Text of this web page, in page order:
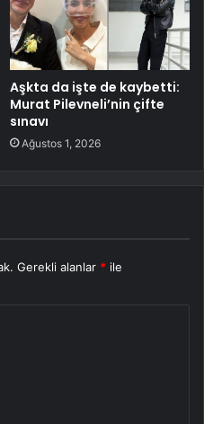
Aşkta da işte de kaybetti:
Murat Pilevneli’nin çifte
sınavı
Ağustos 1, 2026
Gerekli alanlar * ile